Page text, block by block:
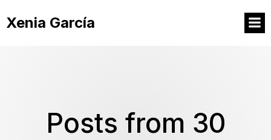
Xenia García
Posts from 30